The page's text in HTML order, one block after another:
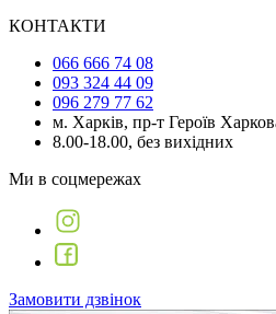
КОНТАКТИ
066 666 74 08
093 324 44 09
096 279 77 62
м. Харків, пр-т Героїв
8.00-18.00, без вихідних
Ми в соцмережах
Замовити дзвінок